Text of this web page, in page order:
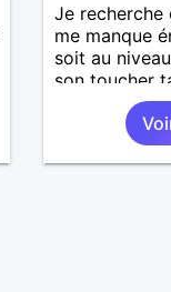
Je recherche
me manque
soit au
son toucher
simplicité ,
ces défauts
une relation